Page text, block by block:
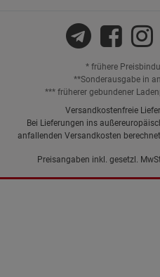
* frühere
**Sonderausgabe in
*** früherer gebundener
Versandkostenfreie
Bei Lieferungen ins
anfallenden Versandkosten
Preisangaben inkl. gesetzl.